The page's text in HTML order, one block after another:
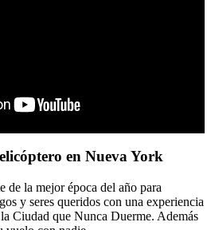
en Nueva York
la mejor época del año para
y seres queridos con una experiencia
Ciudad que Nunca Duerme. Además